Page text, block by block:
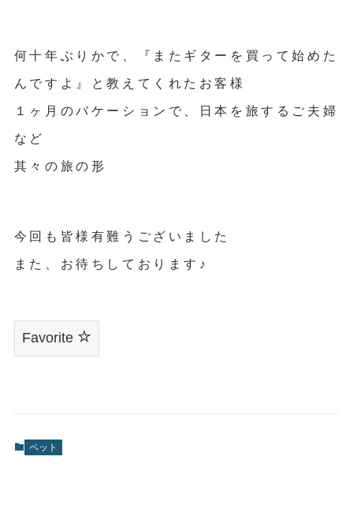
何十年ぶりかで、『またギターを買って始めた
んですよ』と教えてくれたお客様
１ヶ月のバケーションで、日本を旅するご夫婦
など
其々の旅の形
今回も皆様有難うございました
また、お待ちしております♪
Favorite
ペット